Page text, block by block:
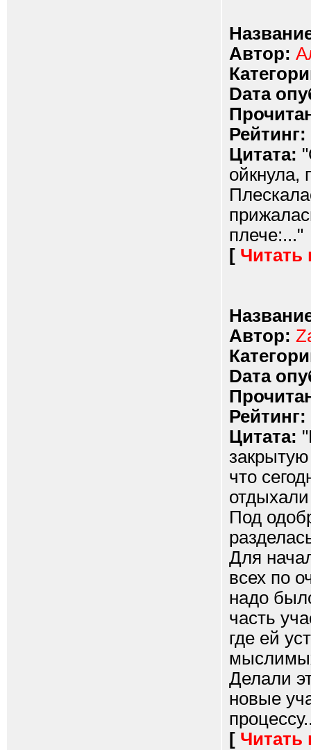
Автор:
Dата
Рейтинг:
Цитата:
ойкнула,
плече:..."
[ Читать
Автор:
Dата
Рейтинг:
Цитата:
что
Под
Для
всех по
надо
часть
где ей
Делали
новые
[ Читать